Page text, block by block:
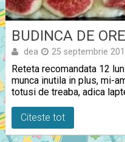
BUDINCA DE
dea 25 septembrie
Reteta recomandata 12
munca inutila in plus, mi-
totusi de treaba, adica
Citeste tot